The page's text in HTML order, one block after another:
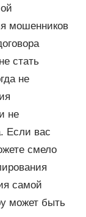
мошенников
стать
не
не
Если вас
смело
самой
может быть